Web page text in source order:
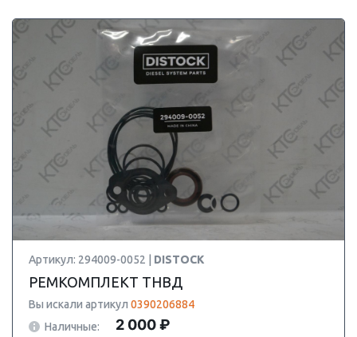
Артикул: 294009-0052 | DISTOCK
РЕМКОМПЛЕКТ ТНВД
Вы искали артикул 0390206884
Наличные:
2 000 ₽